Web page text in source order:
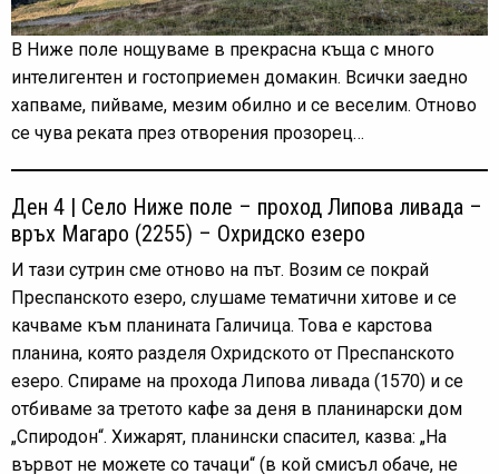
В Ниже поле нощуваме в прекрасна къща с много
интелигентен и гостоприемен домакин. Всички заедно
хапваме, пийваме, мезим обилно и се веселим. Отново
се чува реката през отворения прозорец…
Ден 4 | Село Ниже поле – проход Липова ливада –
връх Магаро (2255) – Охридско езеро
И тази сутрин сме отново на път. Возим се покрай
Преспанското езеро, слушаме тематични хитове и се
качваме към планината Галичица. Това е карстова
планина, която разделя Охридското от Преспанското
езеро. Спираме на прохода Липова ливада (1570) и се
отбиваме за третото кафе за деня в планинарски дом
„Спиродон“. Хижарят, планински спасител, казва: „На
вървот не можете со тачаци“ (в кой смисъл обаче, не